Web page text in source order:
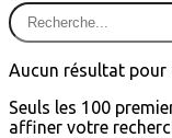
Aucun résultat pour
Seuls les 100
affiner votre